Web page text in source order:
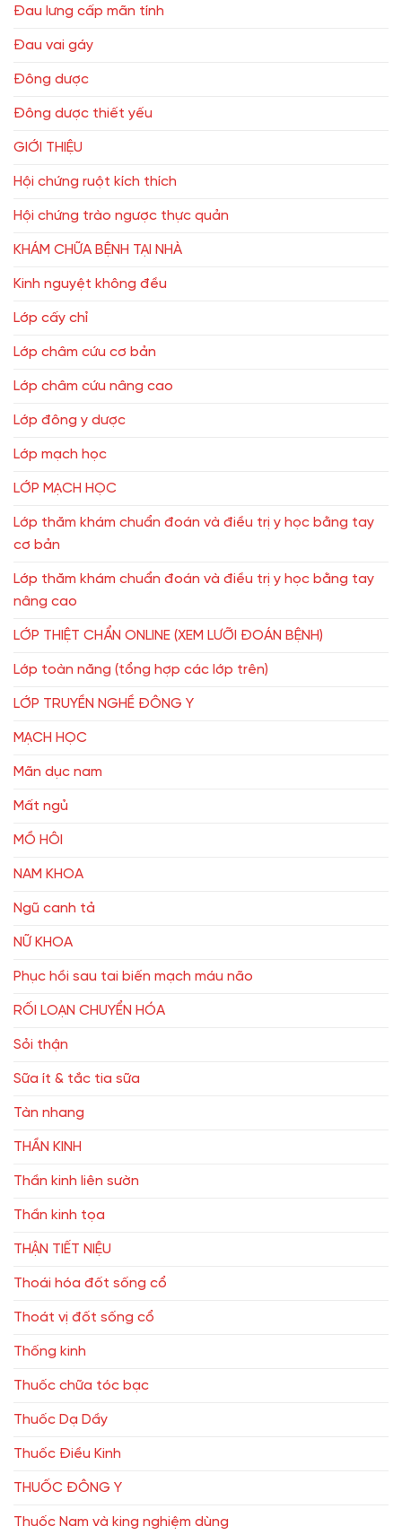
Đau lưng cấp mãn tính
Đau vai gáy
Đông dược
Đông dược thiết yếu
GIỚI THIỆU
Hội chứng ruột kích thích
Hội chứng trào ngược thực quản
KHÁM CHỮA BỆNH TẠI NHÀ
Kinh nguyệt không đều
Lớp cấy chỉ
Lớp châm cứu cơ bản
Lớp châm cứu nâng cao
Lớp đông y dược
Lớp mạch học
LỚP MẠCH HỌC
Lớp thăm khám chuẩn đoán và điều trị y học bằng tay
cơ bản
Lớp thăm khám chuẩn đoán và điều trị y học bằng tay
nâng cao
LỚP THIỆT CHẨN ONLINE (XEM LƯỠI ĐOÁN BỆNH)
Lớp toàn năng (tổng hợp các lớp trên)
LỚP TRUYỀN NGHỀ ĐÔNG Y
MẠCH HỌC
Mãn dục nam
Mất ngủ
MỒ HÔI
NAM KHOA
Ngũ canh tả
NỮ KHOA
Phục hồi sau tai biến mạch máu não
RỐI LOẠN CHUYỂN HÓA
Sỏi thận
Sữa ít & tắc tia sữa
Tàn nhang
THẦN KINH
Thần kinh liên sườn
Thần kinh tọa
THẬN TIẾT NIỆU
Thoái hóa đốt sống cổ
Thoát vị đốt sống cổ
Thống kinh
Thuốc chữa tóc bạc
Thuốc Dạ Dầy
Thuốc Điều Kinh
THUỐC ĐÔNG Y
Thuốc Nam và king nghiệm dùng